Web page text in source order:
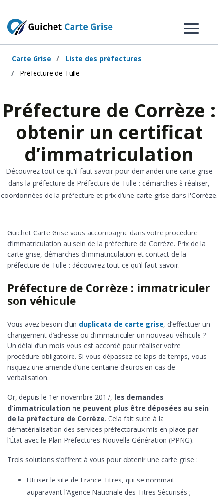
Carte Grise
Liste des préfectures
Préfecture de Tulle
Préfecture de Corrèze :
obtenir un certificat
d’immatriculation
Découvrez tout ce qu’il faut savoir pour demander une carte grise
dans la préfecture de Préfecture de Tulle : démarches à réaliser,
coordonnées de la préfecture et prix d’une carte grise dans l'Corrèze.
Guichet Carte Grise vous accompagne dans votre procédure
d’immatriculation au sein de la préfecture de Corrèze. Prix de la
carte grise, démarches d’immatriculation et contact de la
préfecture de Tulle : découvrez tout ce qu’il faut savoir.
Préfecture de Corrèze : immatriculer
son véhicule
Vous avez besoin d’un duplicata de carte grise, d’effectuer un
changement d’adresse ou d’immatriculer un nouveau véhicule ?
Un délai d’un mois vous est accordé pour réaliser votre
procédure obligatoire. Si vous dépassez ce laps de temps, vous
risquez une amende d’une centaine d’euros en cas de
verbalisation.
Or, depuis le 1er novembre 2017, les demandes
d’immatriculation ne peuvent plus être déposées au sein
de la préfecture de Corrèze. Cela fait suite à la
dématérialisation des services préfectoraux mis en place par
l’État avec le Plan Préfectures Nouvelle Génération (PPNG).
Trois solutions s’offrent à vous pour obtenir une carte grise :
Utiliser le site de France Titres, qui se nommait
auparavant l’Agence Nationale des Titres Sécurisés ;